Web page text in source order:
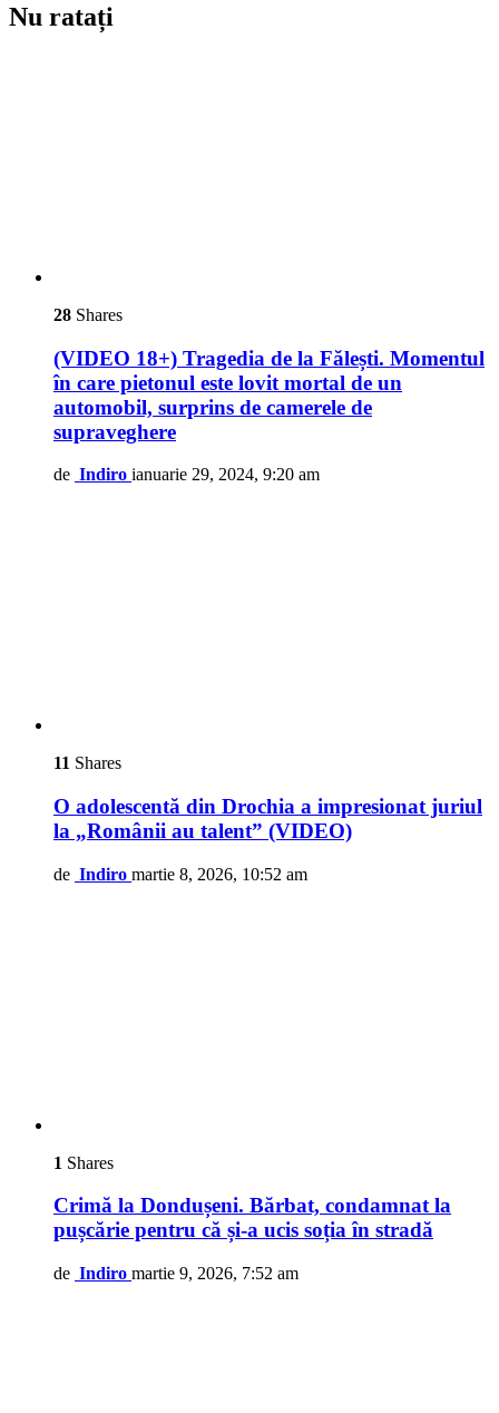
Nu ratați
28 Shares
(VIDEO 18+) Tragedia de la Fălești. Momentul
în care pietonul este lovit mortal de un
automobil, surprins de camerele de
supraveghere
de Indiro ianuarie 29, 2024, 9:20 am
11 Shares
O adolescentă din Drochia a impresionat juriul
la „Românii au talent” (VIDEO)
de Indiro martie 8, 2026, 10:52 am
1 Shares
Crimă la Dondușeni. Bărbat, condamnat la
pușcărie pentru că și-a ucis soția în stradă
de Indiro martie 9, 2026, 7:52 am